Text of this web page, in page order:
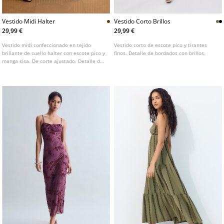
Vestido Midi Halter
29,99 €
Vestido midi confeccionado en tejido
brillante de cuello halter con escote pico y
manga sisa. De corte ajustado. Detalle de
Vestido Corto Brillos
29,99 €
Vestido corto de escote pico y tirantes
finos. Detalle de bordados con brillos.